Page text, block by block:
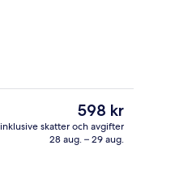
Fitnesscenter
Det
nuvarande
priset
598 kr
inklusive skatter och avgifter
28 aug. – 29 aug.